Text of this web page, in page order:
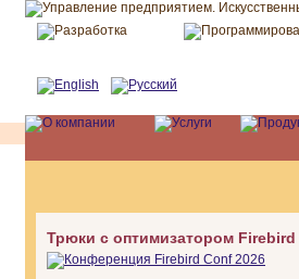
Трюки с оптимизатором Firebird